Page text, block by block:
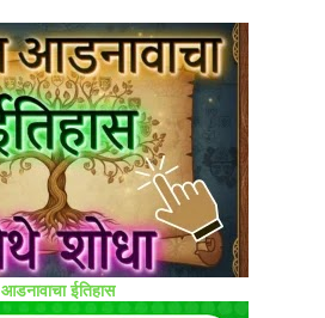
आडनावाचा ईतिहास